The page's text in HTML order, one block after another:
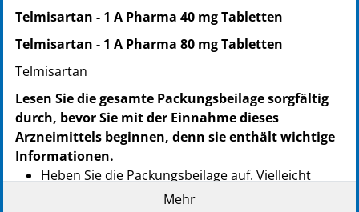
Telmisartan - 1 A Pharma 40 mg Tabletten
Telmisartan - 1 A Pharma 80 mg Tabletten
Telmisartan
Lesen Sie die gesamte Packungsbeilage sorgfältig
durch, bevor Sie mit der Einnahme dieses
Arzneimittels beginnen, denn sie enthält wichtige
Informationen.
Heben Sie die Packungsbeilage auf. Vielleicht
möchten Sie diese später nochmals lesen.
Mehr